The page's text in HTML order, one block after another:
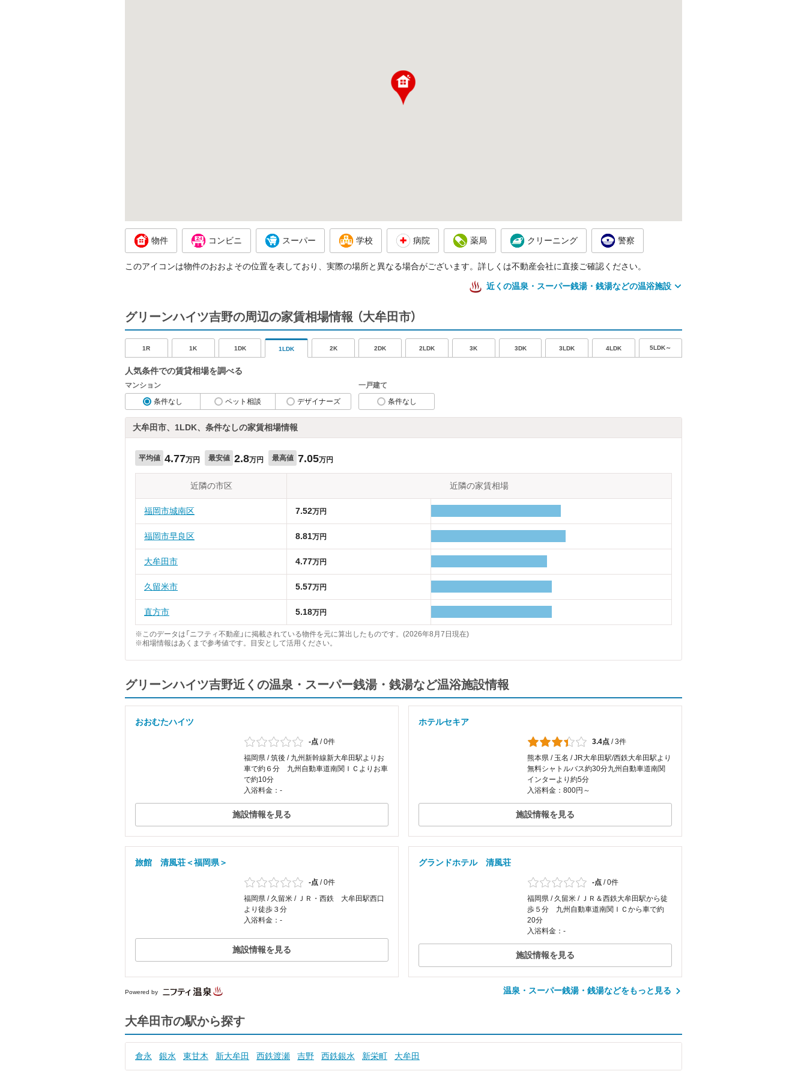
物件 コンビニ スーパー 学校 病院 薬局 クリーニング 警察
このアイコンは物件のおおよその位置を表しており、実際の場所と異なる場合がございます。詳しくは不動産会社に直接ご確認ください。
近くの温泉・スーパー銭湯・銭湯などの温浴施設
グリーンハイツ吉野の周辺の家賃相場情報 （大牟田市）
1R 1K 1DK 1LDK 2K 2DK 2LDK 3K 3DK 3LDK 4LDK 5LDK～
人気条件での賃貸相場を調べる
マンション
条件なし
ペット相談 デザイナーズ
一戸建て
条件なし
大牟田市、1LDK、条件なしの家賃相場情報
平均値 4.77万円 最安値 2.8万円 最高値 7.05万円
近隣の市区 近隣の家賃相場
福岡市城南区 7.52万円
福岡市早良区 8.81万円
大牟田市 4.77万円
久留米市 5.57万円
直方市 5.18万円
※このデータは「ニフティ不動産」に掲載されている物件を元に算出したものです。(2026年8月7日現在)
※相場情報はあくまで参考値です。目安として活用ください。
グリーンハイツ吉野近くの温泉・スーパー銭湯・銭湯など温浴施設情報
おおむたハイツ
-点 /0件
福岡県 / 筑後 / 九州新幹線新大牟田駅よりお
車で約６分 九州自動車道南関ＩＣよりお車
で約10分
入浴料金：-
施設情報を見る
ホテルセキア
3.4点 /3件
熊本県 / 玉名 / JR大牟田駅/西鉄大牟田駅より
無料シャトルバス約30分九州自動車道南関
インターより約5分
入浴料金：800円～
施設情報を見る
旅館 清風荘＜福岡県＞
-点 /0件
福岡県 / 久留米 / ＪＲ・西鉄 大牟田駅西口
より徒歩３分
入浴料金：-
施設情報を見る
グランドホテル 清風荘
-点 /0件
福岡県 / 久留米 / ＪＲ＆西鉄大牟田駅から徒
歩５分 九州自動車道南関ＩＣから車で約
20分
入浴料金：-
施設情報を見る
Powered by 温泉・スーパー銭湯・銭湯などをもっと見る
大牟田市の駅から探す
倉永 銀水 東甘木 新大牟田 西鉄渡瀬 吉野 西鉄銀水 新栄町 大牟田